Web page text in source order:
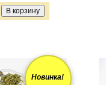
Новинка!